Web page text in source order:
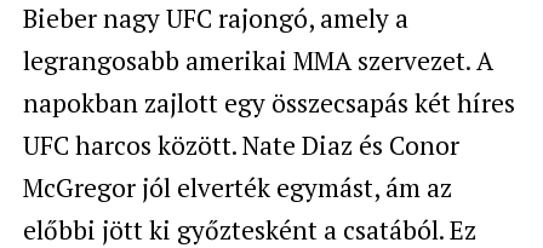
Bieber nagy UFC rajongó, amely a
legrangosabb amerikai MMA szervezet. A
napokban zajlott egy összecsapás két híres
UFC harcos között. Nate Diaz és Conor
McGregor jól elverték egymást, ám az
előbbi jött ki győztesként a csatából. Ez